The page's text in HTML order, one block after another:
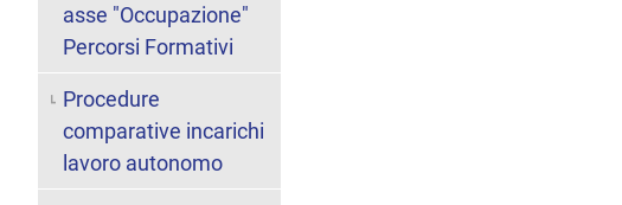
asse "Occupazione"
Percorsi Formativi
Procedure
comparative incarichi
lavoro autonomo